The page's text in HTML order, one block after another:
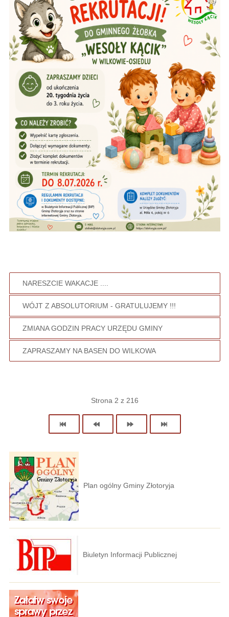
NARESZCIE WAKACJE ....
WÓJT Z ABSOLUTORIUM - GRATULUJEMY !!!
ZMIANA GODZIN PRACY URZĘDU GMINY
ZAPRASZAMY NA BASEN DO WILKOWA
Strona 2 z 216
Plan ogólny Gminy Złotoryja
Biuletyn Informacji Publicznej